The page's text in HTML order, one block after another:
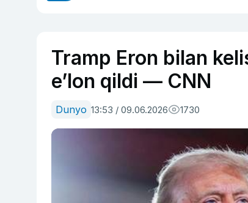
Tramp Eron bilan
e’lon qildi — CNN
Dunyo 13:53 / 09.06.2026 1730